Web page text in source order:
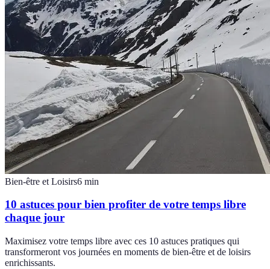
Bien-être et Loisirs6 min
10 astuces pour bien profiter de votre temps libre
chaque jour
Maximisez votre temps libre avec ces 10 astuces pratiques qui
transformeront vos journées en moments de bien-être et de loisirs
enrichissants.